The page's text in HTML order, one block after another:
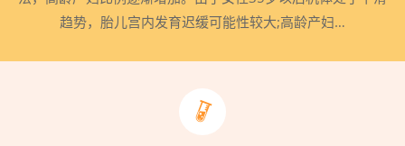
趋势，胎儿宫内发育迟缓可能性较大;高龄产妇…